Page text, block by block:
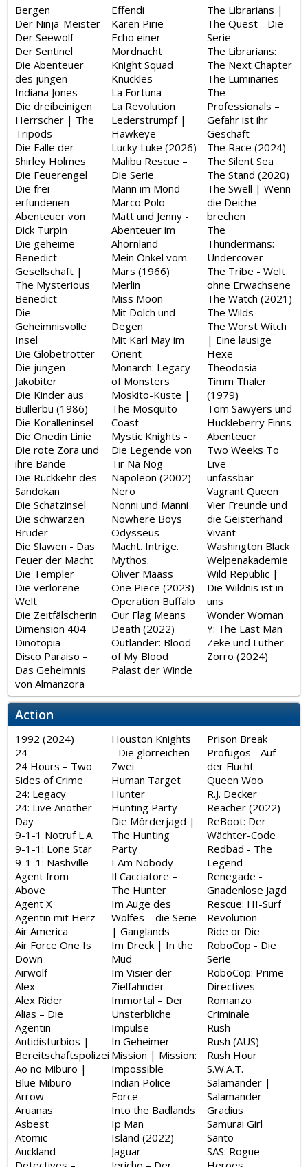
Bergen
Der Ninja-Meister
Der Seewolf
Der Sentinel
Die Abenteuer
des jungen
Indiana Jones
Die dreibeinigen
Herrscher | The
Tripods
Die Fälle der
Shirley Holmes
Die Feuerengel
Die frei
erfundenen
Abenteuer von
Dick Turpin
Die geheime
Benedict-
Gesellschaft |
The Mysterious
Benedict
Die
Geheimnisvolle
Insel
Die Globetrotter
Die jungen
Jakobiter
Die Kinder aus
Bullerbü (1986)
Die Koralleninsel
Die Onedin Linie
Die rote Zora und
ihre Bande
Die Rückkehr des
Sandokan
Die Schatzinsel
Die schwarzen
Brüder
Die Slawen - Das
Feuer der Macht
Die Templer
Die verlorene
Welt
Die Zeitfälscherin
Dimension 404
Dinotopia
Disco Paraiso –
Das Geheimnis
von Almanzora
Effendi
Karen Pirie –
Echo einer
Mordnacht
Knight Squad
Knuckles
La Fortuna
La Revolution
Lederstrumpf |
Hawkeye
Lucky Luke (2026)
Malibu Rescue –
Die Serie
Mann im Mond
Marco Polo
Matt und Jenny -
Abenteuer im
Ahornland
Mein Onkel vom
Mars (1966)
Merlin
Miss Moon
Mit Dolch und
Degen
Mit Karl May im
Orient
Monarch: Legacy
of Monsters
Moskito-Küste |
The Mosquito
Coast
Mystic Knights -
Die Legende von
Tir Na Nog
Napoleon (2002)
Nero
Nonni und Manni
Nowhere Boys
Odysseus -
Macht. Intrige.
Mythos.
Oliver Maass
One Piece (2023)
Operation Buffalo
Our Flag Means
Death (2022)
Outlander: Blood
of My Blood
Palast der Winde
The Librarians |
The Quest - Die
Serie
The Librarians:
The Next Chapter
The Luminaries
The
Professionals –
Gefahr ist ihr
Geschäft
The Race (2024)
The Silent Sea
The Stand (2020)
The Swell | Wenn
die Deiche
brechen
The
Thundermans:
Undercover
The Tribe - Welt
ohne Erwachsene
The Watch (2021)
The Wilds
The Worst Witch
| Eine lausige
Hexe
Theodosia
Timm Thaler
(1979)
Tom Sawyers und
Huckleberry Finns
Abenteuer
Two Weeks To
Live
unfassbar
Vagrant Queen
Vier Freunde und
die Geisterhand
Vivant
Washington Black
Welpenakademie
Wild Republic |
Die Wildnis ist in
uns
Wonder Woman
Y: The Last Man
Zeke und Luther
Zorro (2024)
Action
1992 (2024)
24
24 Hours – Two
Sides of Crime
24: Legacy
24: Live Another
Day
9-1-1 Notruf L.A.
9-1-1: Lone Star
9-1-1: Nashville
Agent from
Above
Agent X
Agentin mit Herz
Air America
Air Force One Is
Down
Airwolf
Alex
Alex Rider
Alias – Die
Agentin
Antidisturbios |
Bereitschaftspolizei
Ao no Miburo |
Blue Miburo
Arrow
Aruanas
Asbest
Atomic
Auckland
Houston Knights
- Die glorreichen
Zwei
Human Target
Hunter
Hunting Party –
Die Mörderjagd |
The Hunting
Party
I Am Nobody
Il Cacciatore –
The Hunter
Im Auge des
Wolfes – die Serie
| Ganglands
Im Dreck | In the
Mud
Im Visier der
Zielfahnder
Immortal – Der
Unsterbliche
Impulse
In Geheimer
Mission | Mission:
Impossible
Indian Police
Force
Into the Badlands
Ip Man
Island (2022)
Jaguar
Prison Break
Profugos - Auf
der Flucht
Queen Woo
R.J. Decker
Reacher (2022)
ReBoot: Der
Wächter-Code
Redbad - The
Legend
Renegade -
Gnadenlose Jagd
Rescue: HI-Surf
Revolution
Ride or Die
RoboCop - Die
Serie
RoboCop: Prime
Directives
Romanzo
Criminale
Rush
Rush (AUS)
Rush Hour
S.W.A.T.
Salamander |
Salamander
Gradius
Samurai Girl
Santo
SAS: Rogue